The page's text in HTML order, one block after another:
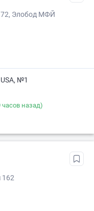
72, Элобод МФЙ
№1
назад)
162